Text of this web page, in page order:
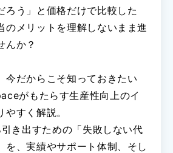
ろう」と価格だけで比較した
のメリットを理解しないまま進
んか？
今だからこそ知っておきたい
がもたらす生産性向上のイ
すく解説。
き出すための「失敗しない代
を、実績やサポート体制、そし